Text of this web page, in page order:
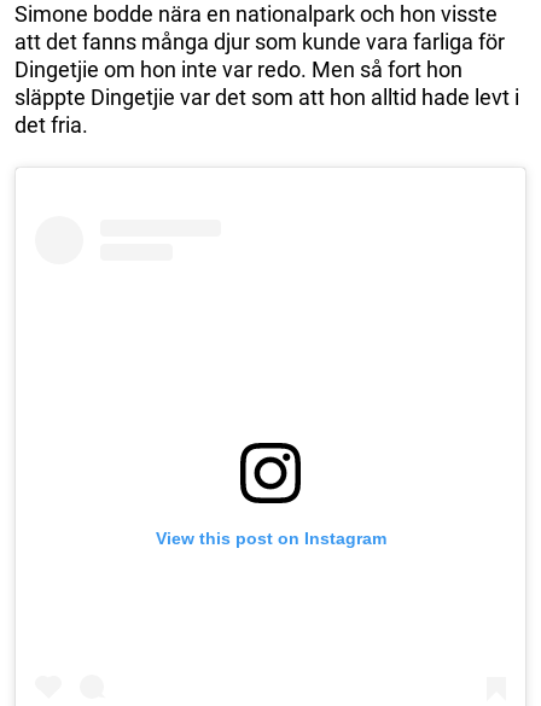
Simone bodde nära en nationalpark och hon visste
att det fanns många djur som kunde vara farliga för
Dingetjie om hon inte var redo. Men så fort hon
släppte Dingetjie var det som att hon alltid hade levt i
det fria.
View this post on Instagram